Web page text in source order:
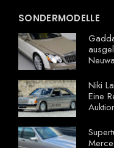
SONDERMODELLE
Niki
Eine